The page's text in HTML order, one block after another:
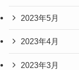
2023年5月
2023年4月
2023年3月